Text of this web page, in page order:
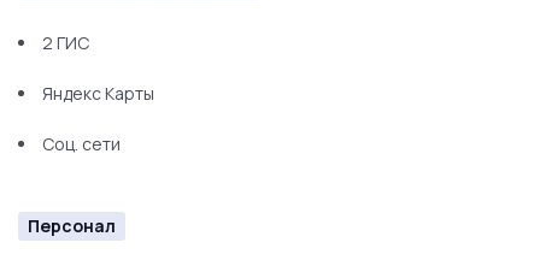
2 ГИС
Яндекс Карты
Соц. сети
Персонал